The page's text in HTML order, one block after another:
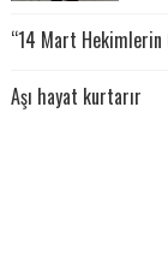
“14 Mart Hekimlerin
Aşı hayat kurtarır